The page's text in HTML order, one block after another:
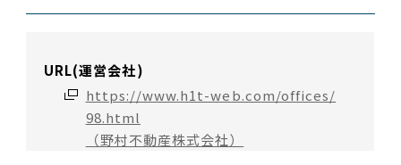
URL(運営会社)
https://www.h1t-web.com/offices/
98.html
（野村不動産株式会社）